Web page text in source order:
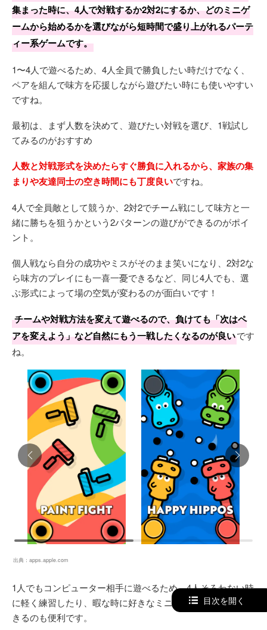
集まった時に、4人で対戦するか2対2にするか、どのミニゲ
ームから始めるかを選びながら短時間で盛り上がれるパーテ
ィー系ゲームです。
1〜4人で遊べるため、4人全員で勝負したい時だけでなく、
ペアを組んで味方を応援しながら遊びたい時にも使いやすい
ですね。
最初は、まず人数を決めて、遊びたい対戦を選び、1戦試し
てみるのがおすすめ
人数と対戦形式を決めたらすぐ勝負に入れるから、家族の集
まりや友達同士の空き時間にも丁度良いですね。
4人で全員敵として競うか、2対2でチーム戦にして味方と一
緒に勝ちを狙うかという2パターンの遊びができるのがポイ
ント。
個人戦なら自分の成功やミスがそのまま笑いになり、2対2な
ら味方のプレイにも一喜一憂できるなど、同じ4人でも、選
ぶ形式によって場の空気が変わるのが面白いです！
チームや対戦方法を変えて遊べるので、負けても「次はペ
アを変えよう」など自然にもう一戦したくなるのが良いです
ね。
出典： apps.apple.com
1人でもコンピューター相手に遊べるため、4人そろわない時
に軽く練習したり、暇な時に好きなミニゲームを探したりで
きるのも便利です。
目次を開く